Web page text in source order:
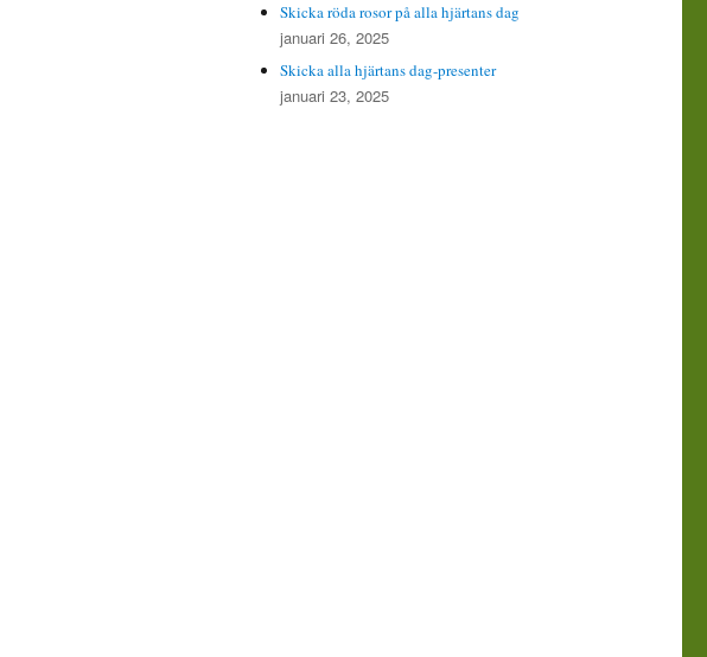
Skicka röda rosor på alla hjärtans dag
januari 26, 2025
Skicka alla hjärtans dag-presenter
januari 23, 2025